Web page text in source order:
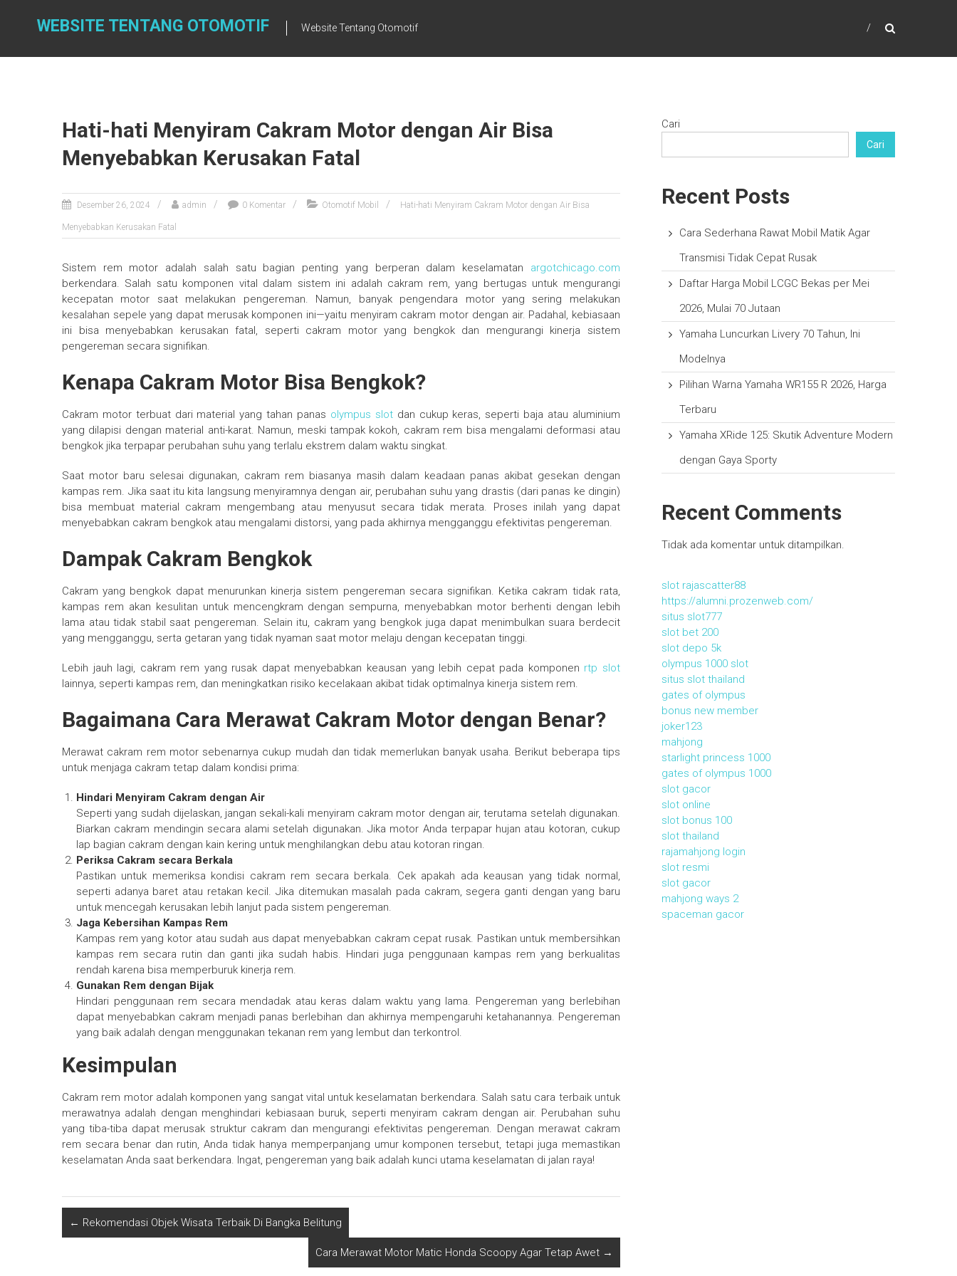
WEBSITE TENTANG OTOMOTIF Website Tentang Otomotif
Hati-hati Menyiram Cakram Motor dengan Air Bisa
Menyebabkan Kerusakan Fatal
Desember 26, 2024 admin 0 Komentar Otomotif Mobil Hati-hati Menyiram Cakram Motor dengan Air Bisa
Menyebabkan Kerusakan Fatal
Sistem rem motor adalah salah satu bagian penting yang berperan dalam keselamatan argotchicago.com
berkendara. Salah satu komponen vital dalam sistem ini adalah cakram rem, yang bertugas untuk mengurangi
kecepatan motor saat melakukan pengereman. Namun, banyak pengendara motor yang sering melakukan
kesalahan sepele yang dapat merusak komponen ini—yaitu menyiram cakram motor dengan air. Padahal, kebiasaan
ini bisa menyebabkan kerusakan fatal, seperti cakram motor yang bengkok dan mengurangi kinerja sistem
pengereman secara signifikan.
Kenapa Cakram Motor Bisa Bengkok?
Cakram motor terbuat dari material yang tahan panas olympus slotdan cukup keras, seperti baja atau aluminium
yang dilapisi dengan material anti-karat. Namun, meski tampak kokoh, cakram rem bisa mengalami deformasi atau
bengkok jika terpapar perubahan suhu yang terlalu ekstrem dalam waktu singkat.
Saat motor baru selesai digunakan, cakram rem biasanya masih dalam keadaan panas akibat gesekan dengan
kampas rem. Jika saat itu kita langsung menyiramnya dengan air, perubahan suhu yang drastis (dari panas ke dingin)
bisa membuat material cakram mengembang atau menyusut secara tidak merata. Proses inilah yang dapat
menyebabkan cakram bengkok atau mengalami distorsi, yang pada akhirnya mengganggu efektivitas pengereman.
Dampak Cakram Bengkok
Cakram yang bengkok dapat menurunkan kinerja sistem pengereman secara signifikan. Ketika cakram tidak rata,
kampas rem akan kesulitan untuk mencengkram dengan sempurna, menyebabkan motor berhenti dengan lebih
lama atau tidak stabil saat pengereman. Selain itu, cakram yang bengkok juga dapat menimbulkan suara berdecit
yang mengganggu, serta getaran yang tidak nyaman saat motor melaju dengan kecepatan tinggi.
Lebih jauh lagi, cakram rem yang rusak dapat menyebabkan keausan yang lebih cepat pada komponen rtp slot
lainnya, seperti kampas rem, dan meningkatkan risiko kecelakaan akibat tidak optimalnya kinerja sistem rem.
Bagaimana Cara Merawat Cakram Motor dengan Benar?
Merawat cakram rem motor sebenarnya cukup mudah dan tidak memerlukan banyak usaha. Berikut beberapa tips
untuk menjaga cakram tetap dalam kondisi prima:
Hindari Menyiram Cakram dengan Air
Seperti yang sudah dijelaskan, jangan sekali-kali menyiram cakram motor dengan air, terutama setelah digunakan.
Biarkan cakram mendingin secara alami setelah digunakan. Jika motor Anda terpapar hujan atau kotoran, cukup
lap bagian cakram dengan kain kering untuk menghilangkan debu atau kotoran ringan.
Periksa Cakram secara Berkala
Pastikan untuk memeriksa kondisi cakram rem secara berkala. Cek apakah ada keausan yang tidak normal,
seperti adanya baret atau retakan kecil. Jika ditemukan masalah pada cakram, segera ganti dengan yang baru
untuk mencegah kerusakan lebih lanjut pada sistem pengereman.
Jaga Kebersihan Kampas Rem
Kampas rem yang kotor atau sudah aus dapat menyebabkan cakram cepat rusak. Pastikan untuk membersihkan
kampas rem secara rutin dan ganti jika sudah habis. Hindari juga penggunaan kampas rem yang berkualitas
rendah karena bisa memperburuk kinerja rem.
Gunakan Rem dengan Bijak
Hindari penggunaan rem secara mendadak atau keras dalam waktu yang lama. Pengereman yang berlebihan
dapat menyebabkan cakram menjadi panas berlebihan dan akhirnya mempengaruhi ketahanannya. Pengereman
yang baik adalah dengan menggunakan tekanan rem yang lembut dan terkontrol.
Kesimpulan
Cakram rem motor adalah komponen yang sangat vital untuk keselamatan berkendara. Salah satu cara terbaik untuk
merawatnya adalah dengan menghindari kebiasaan buruk, seperti menyiram cakram dengan air. Perubahan suhu
yang tiba-tiba dapat merusak struktur cakram dan mengurangi efektivitas pengereman. Dengan merawat cakram
rem secara benar dan rutin, Anda tidak hanya memperpanjang umur komponen tersebut, tetapi juga memastikan
keselamatan Anda saat berkendara. Ingat, pengereman yang baik adalah kunci utama keselamatan di jalan raya!
← Rekomendasi Objek Wisata Terbaik Di Bangka Belitung
Cara Merawat Motor Matic Honda Scoopy Agar Tetap Awet →
Cari
Cari
Recent Posts
Cara Sederhana Rawat Mobil Matik Agar
Transmisi Tidak Cepat Rusak
Daftar Harga Mobil LCGC Bekas per Mei
2026, Mulai 70 Jutaan
Yamaha Luncurkan Livery 70 Tahun, Ini
Modelnya
Pilihan Warna Yamaha WR155 R 2026, Harga
Terbaru
Yamaha XRide 125: Skutik Adventure Modern
dengan Gaya Sporty
Recent Comments
Tidak ada komentar untuk ditampilkan.
slot rajascatter88
https://alumni.prozenweb.com/
situs slot777
slot bet 200
slot depo 5k
olympus 1000 slot
situs slot thailand
gates of olympus
bonus new member
joker123
mahjong
starlight princess 1000
gates of olympus 1000
slot gacor
slot online
slot bonus 100
slot thailand
rajamahjong login
slot resmi
slot gacor
mahjong ways 2
spaceman gacor